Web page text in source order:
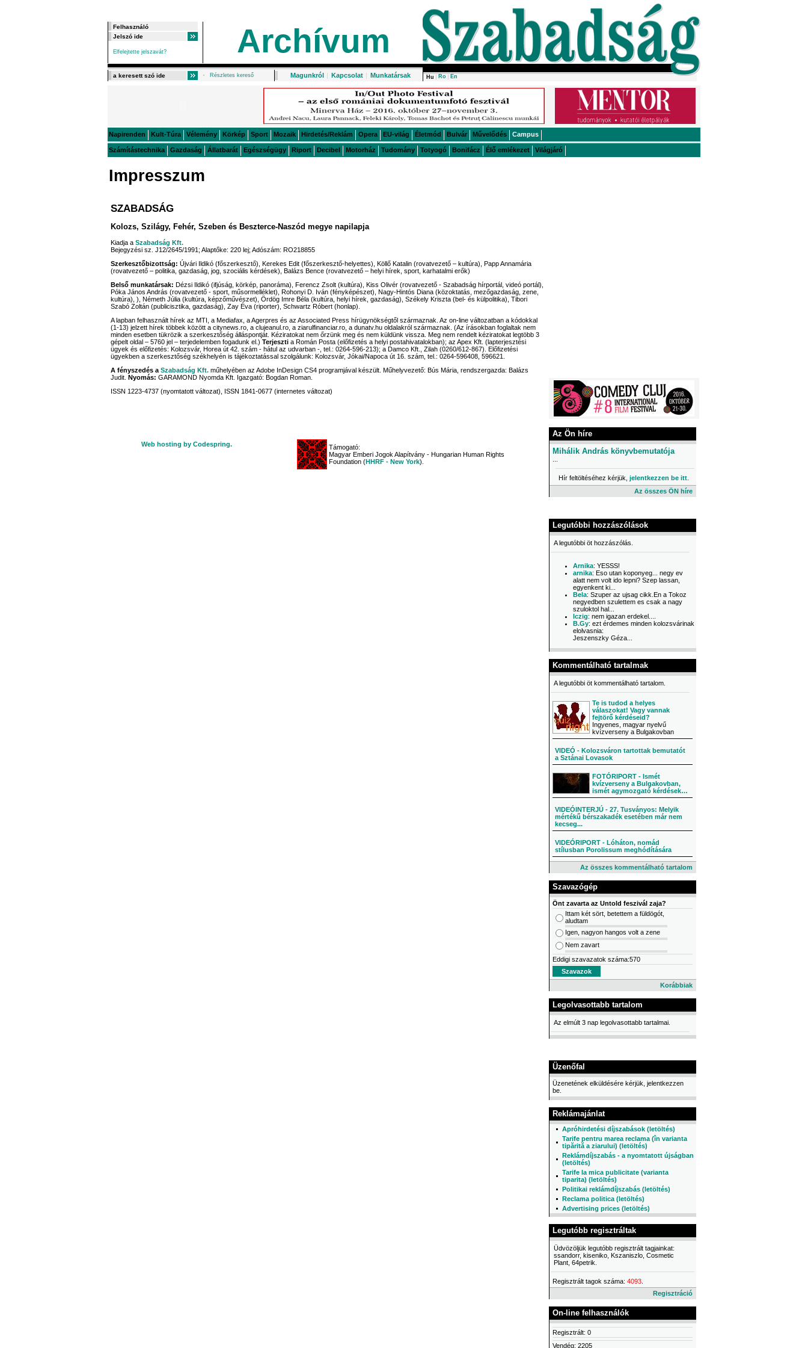
Elfelejtette jelszavát? Archívum
Részletes kereső Magunkról | Kapcsolat | Munkatársak Hu Ro En
Napirenden Kult-Túra Vélemény Körkép Sport Mozaik Hirdetés/Reklám Opera EU-világ Életmód Bulvár Művelődés Campus
Számítástechnika Gazdaság Állatbarát Egészségügy Riport Decibel Motorház Tudomány Totyogó Bonifácz Élő emlékezet Világjáró
Impresszum
SZABADSÁG
Kolozs, Szilágy, Fehér, Szeben és Beszterce-Naszód megye napilapja
Kiadja a Szabadság Kft.
Bejegyzési sz. J12/2645/1991; Alaptőke: 220 lej; Adószám: RO218855
Szerkesztőbizottság: Újvári Ildikó (főszerkesztő), Kerekes Edit (főszerkesztő-helyettes), Köllő Katalin (rovatvezető – kultúra), Papp Annamária
(rovatvezető – politika, gazdaság, jog, szociális kérdések), Balázs Bence (rovatvezető – helyi hírek, sport, karhatalmi erők)
Belső munkatársak: Dézsi Ildikó (ifjúság, körkép, panoráma), Ferencz Zsolt (kultúra), Kiss Olivér (rovatvezető - Szabadság hírportál, videó portál),
Póka János András (rovatvezető - sport, műsormelléklet), Rohonyi D. Iván (fényképészet), Nagy-Hintós Diana (közoktatás, mezőgazdaság, zene,
kultúra), ), Németh Júlia (kultúra, képzőművészet), Ördög Imre Béla (kultúra, helyi hírek, gazdaság), Székely Kriszta (bel- és külpolitika), Tibori
Szabó Zoltán (publicisztika, gazdaság), Zay Éva (riporter), Schwartz Róbert (honlap).
A lapban felhasznált hírek az MTI, a Mediafax, a Agerpres és az Associated Press hírügynökségtől származnak. Az on-line változatban a kódokkal
(1-13) jelzett hírek többek között a citynews.ro, a clujeanul.ro, a ziarulfinanciar.ro, a dunatv.hu oldalakról származnak. (Az írásokban foglaltak nem
minden esetben tükrözik a szerkesztőség álláspontját. Kéziratokat nem őrzünk meg és nem küldünk vissza. Meg nem rendelt kéziratokat legtöbb 3
gépelt oldal – 5760 jel – terjedelemben fogadunk el.) Terjeszti a Román Posta (előfizetés a helyi postahivatalokban); az Apex Kft. (lapterjesztési
ügyek és előfizetés: Kolozsvár, Horea út 42. szám - hátul az udvarban -, tel.: 0264-596-213); a Damco Kft., Zilah (0260/612-867). Előfizetési
ügyekben a szerkesztőség székhelyén is tájékoztatással szolgálunk: Kolozsvár, Jókai/Napoca út 16. szám, tel.: 0264-596408, 596621.
A fényszedés a Szabadság Kft. műhelyében az Adobe InDesign CS4 programjával készült. Műhelyvezető: Bús Mária, rendszergazda: Balázs
Judit.
Nyomás: GARAMOND Nyomda Kft. Igazgató: Bogdan Roman.
ISSN 1223-4737 (nyomtatott változat), ISSN 1841-0677 (internetes változat)
Web hosting by Codespring.
Támogató:
Magyar Emberi Jogok Alapítvány - Hungarian Human Rights
Foundation (HHRF - New York).
Az Ön híre
Mihálik András könyvbemutatója
Hír feltöltéséhez kérjük, jelentkezzen be itt
Az összes ÖN híre
Legutóbbi hozzászólások
A legutóbbi öt hozzászólás.
Arnika: YESSS!
arnika: Eso utan koponyeg... negy ev
alatt nem volt ido lepni? Szep lassan,
egyenkent ki...
Bela: Szuper az ujsag cikk.En a Tokoz
negyedben szulettem es csak a nagy
szuloktol hal...
Iczig: nem igazan erdekel....
B.Gy: ezt érdemes minden kolozsvárinak
elolvasnia:
Jeszenszky Géza...
Kommentálható tartalmak
A legutóbbi öt kommentálható tartalom.
Te is tudod a helyes
válaszokat! Vagy vannak
fejtörő kérdéseid?
Ingyenes, magyar nyelvű
kvízverseny a Bulgakovban
VIDEÓ - Kolozsváron tartottak bemutatót
a Sztánai Lovasok
FOTÓRIPORT - Ismét
kvízverseny a Bulgakovban,
ismét agymozgató kérdések…
VIDEÓINTERJÚ - 27. Tusványos: Melyik
mértékű bérszakadék esetében már nem
kecseg...
VIDEÓRIPORT - Lóháton, nomád
stílusban Porolissum meghódítására
Az összes kommentálható tartalom
Szavazógép
Önt zavarta az Untold feszivál zaja?
Ittam két sört, betettem a füldögót,
aludtam
Igen, nagyon hangos volt a zene
Nem zavart
Eddigi szavazatok száma:570
Korábbiak
Legolvasottabb tartalom
Az elmúlt 3 nap legolvasottabb tartalmai.
Üzenőfal
Üzenetének elküldésére kérjük, jelentkezzen
be.
Reklámajánlat
Apróhirdetési díjszabások (letöltés)
Tarife pentru marea reclama (în varianta
tipărită a ziarului) (letöltés)
Reklámdíjszabás - a nyomtatott újságban
(letöltés)
Tarife la mica publicitate (varianta
tiparita) (letöltés)
Politikai reklámdíjszabás (letöltés)
Reclama politica (letöltés)
Advertising prices (letöltés)
Legutóbb regisztráltak
Üdvözöljük legutóbb regisztrált tagjainkat:
ssandorr, kiseniko, Kszaniszlo, Cosmetic
Plant, 64petrik.
Regisztrált tagok száma: 4093
Regisztráció
On-line felhasználók
Regisztrált: 0
Vendég: 2205